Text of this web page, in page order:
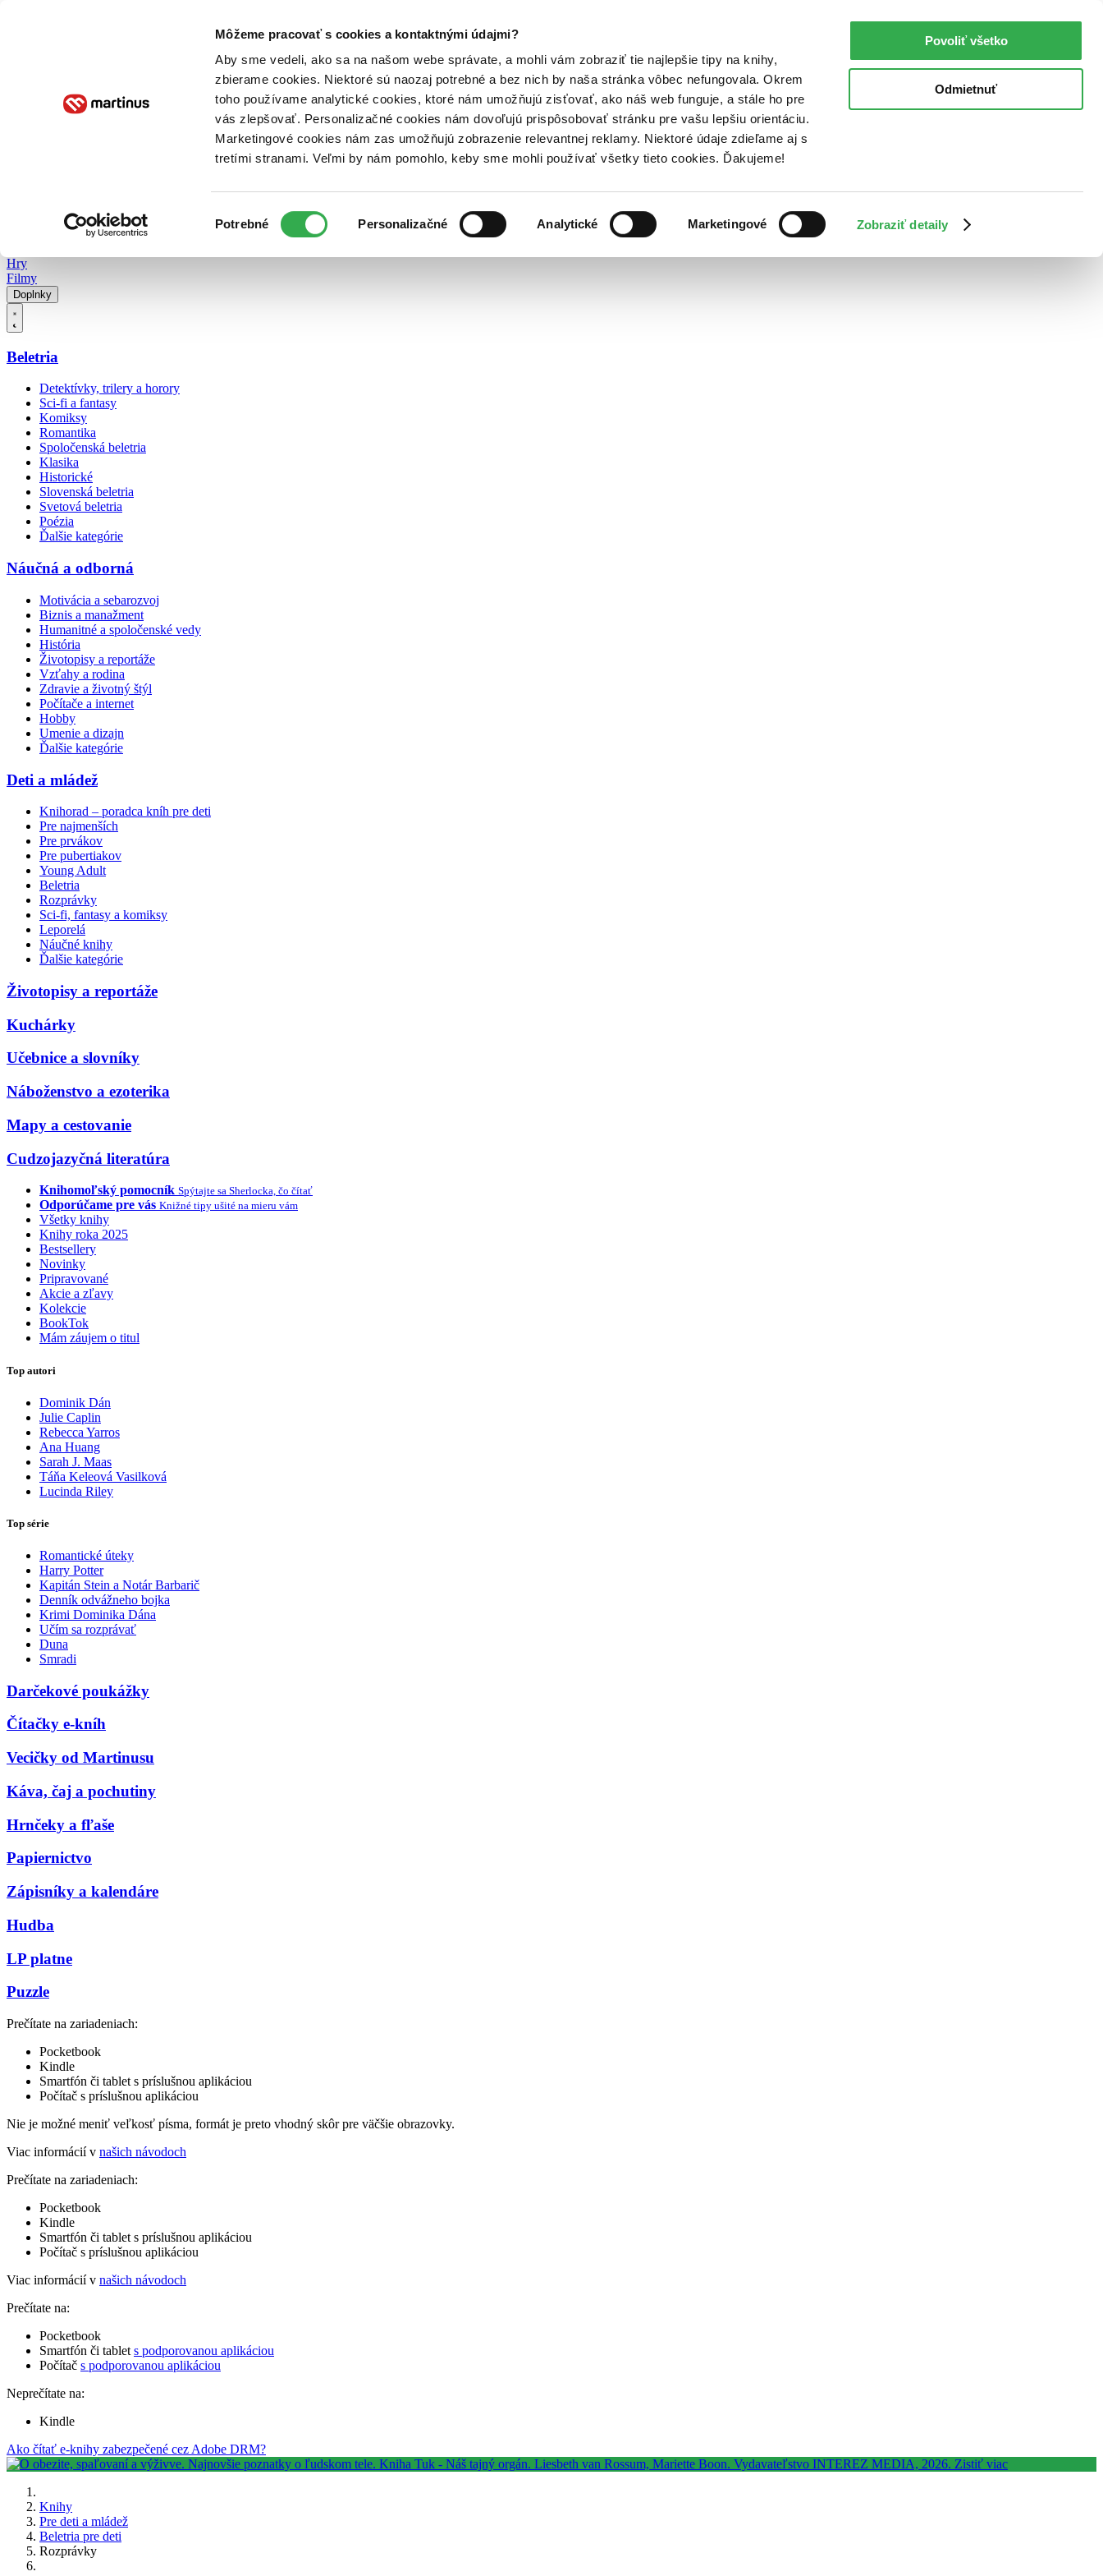
Môžeme pracovať s cookies a kontaktnými údajmi?
Aby sme vedeli, ako sa na našom webe správate, a mohli vám zobraziť tie najlepšie tipy na knihy,
zbierame cookies. Niektoré sú naozaj potrebné a bez nich by naša stránka vôbec nefungovala. Okrem
toho používame analytické cookies, ktoré nám umožňujú zisťovať, ako náš web funguje, a stále ho pre
vás zlepšovať. Personalizačné cookies nám dovoľujú prispôsobovať stránku pre vašu lepšiu orientáciu.
Marketingové cookies nám zas umožňujú zobrazenie relevantnej reklamy. Niektoré údaje zdieľame aj s
tretími stranami. Veľmi by nám pomohlo, keby sme mohli používať všetky tieto cookies. Ďakujeme!
súhlasu
Potrebné Personalizačné Analytické Marketingové Zobraziť detaily
Povoliť všetko
Odmietnuť
Poukážky Kontakt
Hry
Filmy
Doplnky
Beletria
Detektívky, trilery a horory
Sci-fi a fantasy
Komiksy
Romantika
Spoločenská beletria
Klasika
Historické
Slovenská beletria
Svetová beletria
Poézia
Ďalšie kategórie
Náučná a odborná
Motivácia a sebarozvoj
Biznis a manažment
Humanitné a spoločenské vedy
História
Životopisy a reportáže
Vzťahy a rodina
Zdravie a životný štýl
Počítače a internet
Hobby
Umenie a dizajn
Ďalšie kategórie
Deti a mládež
Knihorad – poradca kníh pre deti
Pre najmenších
Pre prvákov
Pre pubertiakov
Young Adult
Beletria
Rozprávky
Sci-fi, fantasy a komiksy
Leporelá
Náučné knihy
Ďalšie kategórie
Životopisy a reportáže
Kuchárky
Učebnice a slovníky
Náboženstvo a ezoterika
Mapy a cestovanie
Cudzojazyčná literatúra
Knihomoľský pomocník Spýtajte sa Sherlocka, čo čítať
Odporúčame pre vás Knižné tipy ušité na mieru vám
Všetky knihy
Knihy roka 2025
Bestsellery
Novinky
Pripravované
Akcie a zľavy
Kolekcie
BookTok
Mám záujem o titul
Top autori
Dominik Dán
Julie Caplin
Rebecca Yarros
Ana Huang
Sarah J. Maas
Táňa Keleová Vasilková
Lucinda Riley
Top série
Romantické úteky
Harry Potter
Kapitán Stein a Notár Barbarič
Denník odvážneho bojka
Krimi Dominika Dána
Učím sa rozprávať
Duna
Smradi
Darčekové poukážky
Čítačky e-kníh
Vecičky od Martinusu
Káva, čaj a pochutiny
Hrnčeky a fľaše
Papiernictvo
Zápisníky a kalendáre
Hudba
LP platne
Puzzle
Prečítate na zariadeniach:
Pocketbook
Kindle
Smartfón či tablet s príslušnou aplikáciou
Počítač s príslušnou aplikáciou
Nie je možné meniť veľkosť písma, formát je preto vhodný skôr pre väčšie obrazovky.
Viac informácií v našich návodoch
Prečítate na zariadeniach:
Pocketbook
Kindle
Smartfón či tablet s príslušnou aplikáciou
Počítač s príslušnou aplikáciou
Viac informácií v našich návodoch
Prečítate na:
Pocketbook
Smartfón či tablet s podporovanou aplikáciou
Počítač s podporovanou aplikáciou
Neprečítate na:
Kindle
Ako čítať e-knihy zabezpečené cez Adobe DRM?
Knihy
Pre deti a mládež
Beletria pre deti
Rozprávky